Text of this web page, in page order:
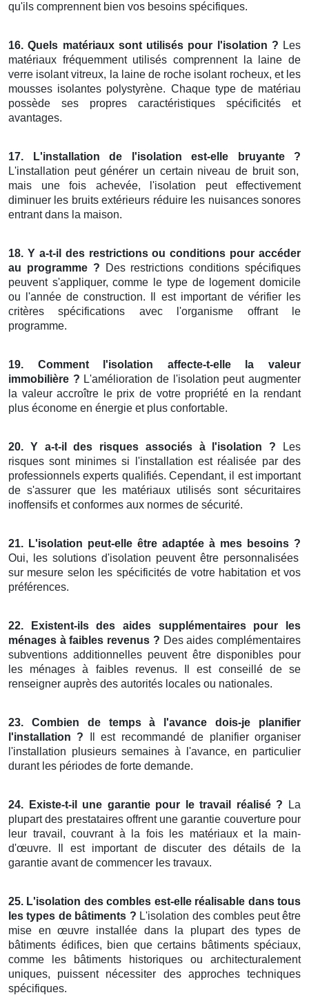
qu'ils comprennent bien vos besoins spécifiques.
16. Quels matériaux sont utilisés pour l'isolation ? Les
matériaux fréquemment utilisés comprennent la laine de
verre isolant vitreux, la laine de roche isolant rocheux, et les
mousses isolantes polystyrène. Chaque type de matériau
possède ses propres caractéristiques spécificités et
avantages.
17. L'installation de l'isolation est-elle bruyante ?
L'installation peut générer un certain niveau de bruit son,
mais une fois achevée, l'isolation peut effectivement
diminuer les bruits extérieurs réduire les nuisances sonores
entrant dans la maison.
18. Y a-t-il des restrictions ou conditions pour accéder
au programme ? Des restrictions conditions spécifiques
peuvent s'appliquer, comme le type de logement domicile
ou l'année de construction. Il est important de vérifier les
critères spécifications avec l'organisme offrant le
programme.
19. Comment l'isolation affecte-t-elle la valeur
immobilière ? L'amélioration de l'isolation peut augmenter
la valeur accroître le prix de votre propriété en la rendant
plus économe en énergie et plus confortable.
20. Y a-t-il des risques associés à l'isolation ? Les
risques sont minimes si l'installation est réalisée par des
professionnels experts qualifiés. Cependant, il est important
de s'assurer que les matériaux utilisés sont sécuritaires
inoffensifs et conformes aux normes de sécurité.
21. L'isolation peut-elle être adaptée à mes besoins ?
Oui, les solutions d'isolation peuvent être personnalisées
sur mesure selon les spécificités de votre habitation et vos
préférences.
22. Existent-ils des aides supplémentaires pour les
ménages à faibles revenus ? Des aides complémentaires
subventions additionnelles peuvent être disponibles pour
les ménages à faibles revenus. Il est conseillé de se
renseigner auprès des autorités locales ou nationales.
23. Combien de temps à l'avance dois-je planifier
l'installation ? Il est recommandé de planifier organiser
l'installation plusieurs semaines à l'avance, en particulier
durant les périodes de forte demande.
24. Existe-t-il une garantie pour le travail réalisé ? La
plupart des prestataires offrent une garantie couverture pour
leur travail, couvrant à la fois les matériaux et la main-
d'œuvre. Il est important de discuter des détails de la
garantie avant de commencer les travaux.
25. L'isolation des combles est-elle réalisable dans tous
les types de bâtiments ? L'isolation des combles peut être
mise en œuvre installée dans la plupart des types de
bâtiments édifices, bien que certains bâtiments spéciaux,
comme les bâtiments historiques ou architecturalement
uniques, puissent nécessiter des approches techniques
spécifiques.